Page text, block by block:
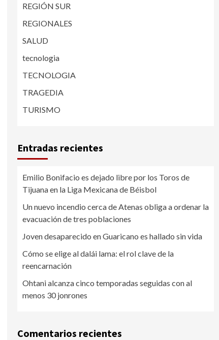
REGIÓN SUR
REGIONALES
SALUD
tecnologia
TECNOLOGIA
TRAGEDIA
TURISMO
Entradas recientes
Emilio Bonifacio es dejado libre por los Toros de
Tijuana en la Liga Mexicana de Béisbol
Un nuevo incendio cerca de Atenas obliga a ordenar la
evacuación de tres poblaciones
Joven desaparecido en Guaricano es hallado sin vida
Cómo se elige al dalái lama: el rol clave de la
reencarnación
Ohtani alcanza cinco temporadas seguidas con al
menos 30 jonrones
Comentarios recientes